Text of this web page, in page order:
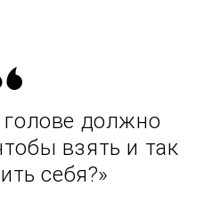
голове должно
взять и так
себя?»